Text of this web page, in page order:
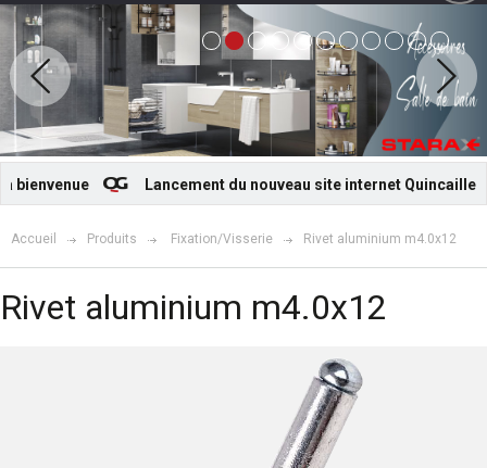
Lancement du nouveau site internet Quincaillerie
Accueil Produits Fixation/Visserie Rivet aluminium m4.0x12
Rivet aluminium m4.0x12